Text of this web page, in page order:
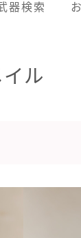
器検索 男女別
ル